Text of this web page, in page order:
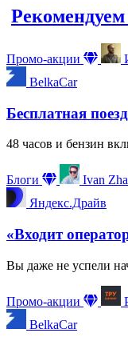
Промо-акции
BelkaCar
Бесплатная
48 часов и бензин
Блоги Ivan
Яндекс.Драйв
«Входит
Вы даже не успели
Промо-акции
BelkaCar